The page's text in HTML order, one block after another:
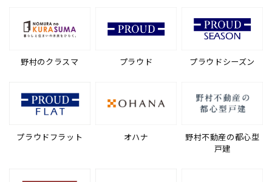
野村のクラスマ プラウド プラウドシーズン
プラウドフラット オハナ
野村不動産の都心型
戸建